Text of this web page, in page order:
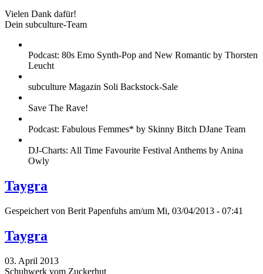
Vielen Dank dafür!
Dein subculture-Team
Podcast: 80s Emo Synth-Pop and New Romantic by Thorsten
Leucht
subculture Magazin Soli Backstock-Sale
Save The Rave!
Podcast: Fabulous Femmes* by Skinny Bitch DJane Team
DJ-Charts: All Time Favourite Festival Anthems by Anina
Owly
Taygra
Gespeichert von Berit Papenfuhs am/um Mi, 03/04/2013 - 07:41
Taygra
03. April 2013
Schuhwerk vom Zuckerhut